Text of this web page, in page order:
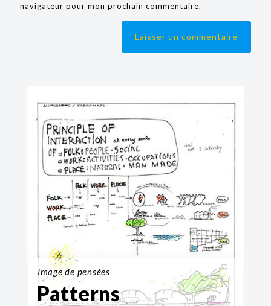
navigateur pour mon prochain commentaire.
Image de pensées
Patterns